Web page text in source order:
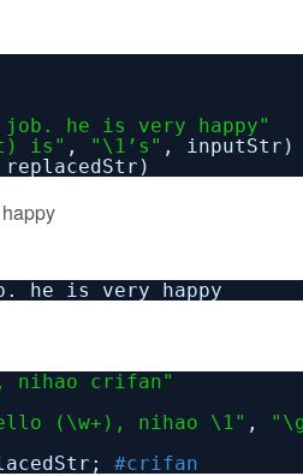
he is very happy"
is" , "\1’s" , inputStr)
replacedStr)
he is very happy
nihao crifan"
(\w+), nihao \1" ,
#crifan